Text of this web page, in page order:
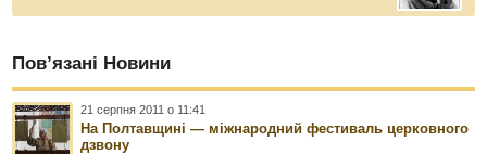
Пов’язані Новини
21 серпня 2011 о 11:41
На Полтавщині — міжнародний фестиваль церковного
дзвону